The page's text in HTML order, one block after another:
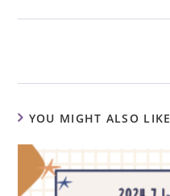
YOU MIGHT ALSO LIKE